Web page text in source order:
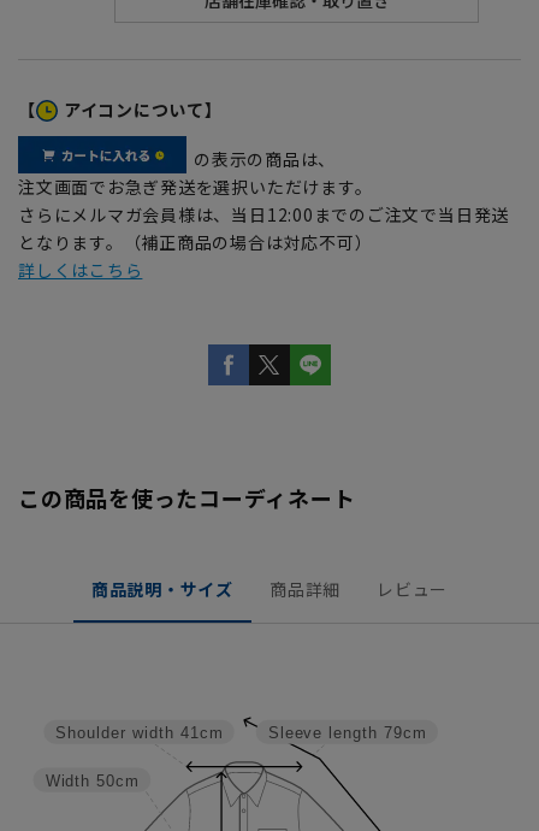
【 アイコンについて】
の表示の商品は、
注文画面でお急ぎ発送を選択いただけます。
さらにメルマガ会員様は、当日12:00までのご注文で当日発送
となります。（補正商品の場合は対応不可）
詳しくはこちら
この商品を使ったコーディネート
商品説明・サイズ 商品詳細 レビュー
Sleeve length 79cm
Width 50cm
Shoulder width 41cm